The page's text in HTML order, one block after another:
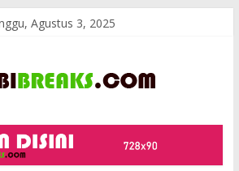
Agustus 3, 2025